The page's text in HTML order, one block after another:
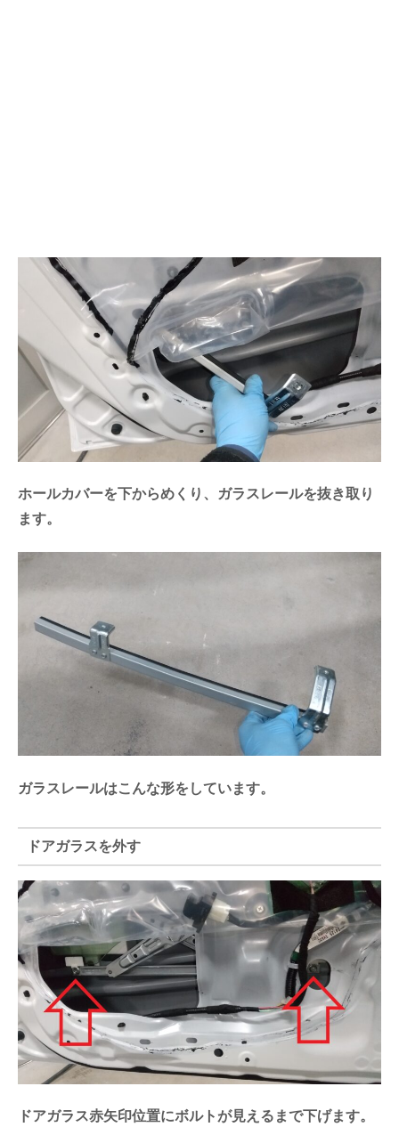
ホールカバーを下からめくり、ガラスレールを抜き取り
ます。
ガラスレールはこんな形をしています。
ドアガラスを外す
ドアガラス赤矢印位置にボルトが見えるまで下げます。